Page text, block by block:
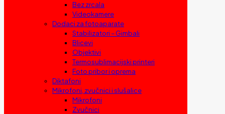
Bez zrcala
Videokamere
Dodaci za fotoaparate
Stabilizatori – Gimbali
Blicevi
Objektivi
Termosublimacijski printeri
Foto pribor i oprema
Diktafoni
Mikrofoni, zvučnici i slušalice
Mikrofoni
Zvučnici